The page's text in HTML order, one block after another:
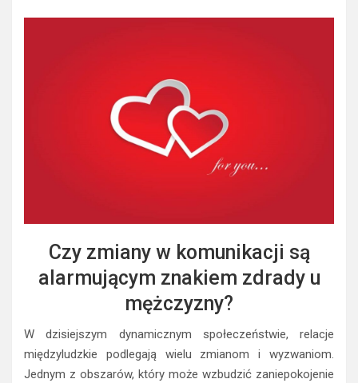
Czy zmiany w komunikacji są
alarmującym znakiem zdrady u
mężczyzny?
W dzisiejszym dynamicznym społeczeństwie, relacje
międzyludzkie podlegają wielu zmianom i wyzwaniom.
Jednym z obszarów, który może wzbudzić zaniepokojenie